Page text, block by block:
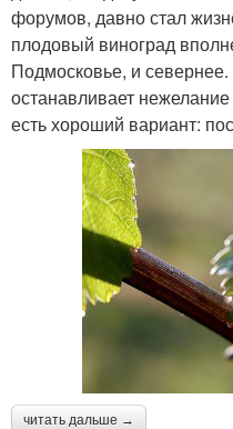
форумов, давно стал
плодовый виноград
Подмосковье, и
останавливает
есть хороший вариант:
читать дальше →